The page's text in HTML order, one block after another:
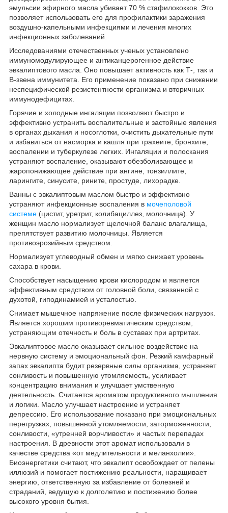
эмульсии эфирного масла убивает 70 % стафилококков. Это
позволяет использовать его для профилактики заражения
воздушно-капельными инфекциями и лечения многих
инфекционных заболеваний.
Исследованиями отечественных ученых установлено
иммуномодулирующее и антиканцерогенное действие
эвкалиптового масла. Оно повышает активность как Т-, так и
В-звена иммунитета. Его применение показано при снижении
неспецифической резистентности организма и вторичных
иммунодефицитах.
Горячие и холодные ингаляции позволяют быстро и
эффективно устранить воспалительные и застойные явления
в органах дыхания и носоглотки, очистить дыхательные пути
и избавиться от насморка и кашля при трахеите, бронхите,
воспалении и туберкулезе легких. Ингаляции и полоскания
устраняют воспаление, оказывают обезболивающее и
жаропонижающее действие при ангине, тонзиллите,
ларингите, синусите, рините, простуде, лихорадке.
Ванны с эвкалиптовым маслом быстро и эффективно
устраняют инфекционные воспаления в мочеполовой
системе (цистит, уретрит, колибациллез, молочница). У
женщин масло нормализует щелочной баланс влагалища,
препятствует развитию молочницы. Является
противоэрозийным средством.
Нормализует углеводный обмен и мягко снижает уровень
сахара в крови.
Способствует насыщению крови кислородом и является
эффективным средством от головной боли, связанной с
духотой, гиподинамией и усталостью.
Снимает мышечное напряжение после физических нагрузок.
Является хорошим противоревматическим средством,
устраняющим отечность и боль в суставах при артритах.
Эвкалиптовое масло оказывает сильное воздействие на
нервную систему и эмоциональный фон. Резкий камфарный
запах эвкалипта будит резервные силы организма, устраняет
сонливость и повышенную утомляемость, усиливает
концентрацию внимания и улучшает умственную
деятельность. Считается ароматом продуктивного мышления
и логики. Масло улучшает настроение и устраняет
депрессию. Его использование показано при эмоциональных
перегрузках, повышенной утомляемости, заторможенности,
сонливости, «утренней ворчливости» и частых перепадах
настроения. В древности этот аромат использовали в
качестве средства «от медлительности и меланхолии».
Биоэнергетики считают, что эвкалипт освобождает от пелены
иллюзий и помогает постижению реальности, наращивает
энергию, ответственную за избавление от болезней и
страданий, ведущую к долголетию и постижению более
высокого уровня бытия.